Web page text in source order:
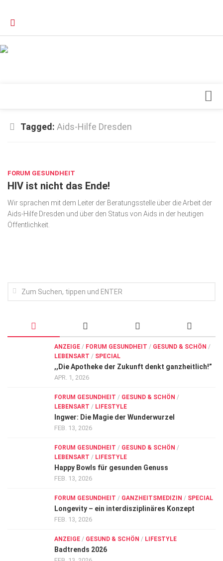
Orthopädie
Schönheit & Wohlbefinden
Special
Wirtschaft, Recht, Finanzen
Innovationen
Kampf gegen Krebs
Tagged: Aids-Hilfe Dresden
FORUM GESUNDHEIT
HIV ist nicht das Ende!
Wir sprachen mit dem Leiter der Beratungsstelle über die Arbeit der
Aids-Hilfe Dresden und über den Status von Aids in der heutigen
Öffentlichkeit.
ANZEIGE / FORUM GESUNDHEIT / GESUND & SCHÖN /
LEBENSART / SPECIAL
,,Die Apotheke der Zukunft denkt ganzheitlich!”
APR. 1, 2026
FORUM GESUNDHEIT / GESUND & SCHÖN /
LEBENSART / LIFESTYLE
Ingwer: Die Magie der Wunderwurzel
FEB. 13, 2026
FORUM GESUNDHEIT / GESUND & SCHÖN /
LEBENSART / LIFESTYLE
Happy Bowls für gesunden Genuss
FEB. 13, 2026
FORUM GESUNDHEIT / GANZHEITSMEDIZIN / SPECIAL
Longevity – ein interdisziplinäres Konzept
FEB. 13, 2026
ANZEIGE / GESUND & SCHÖN / LIFESTYLE
Badtrends 2026